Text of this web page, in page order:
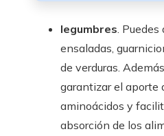
legumbres .
ensaladas,
de verduras.
garantizar el aporte
aminoácidos y
absorción de los